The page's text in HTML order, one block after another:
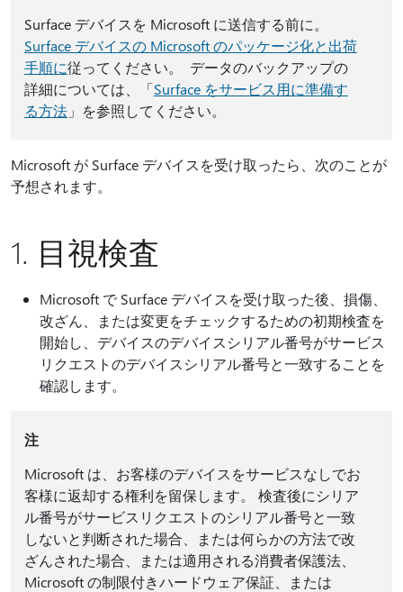
Surface デバイスを Microsoft に送信する前に。
Surface デバイスの Microsoft のパッケージ化と出荷
手順に従ってください。 データのバックアップの
詳細については、「Surface をサービス用に準備す
る方法」を参照してください。
Microsoft が Surface デバイスを受け取ったら、次のことが
予想されます。
1. 目視検査
Microsoft で Surface デバイスを受け取った後、損傷、
改ざん、または変更をチェックするための初期検査を
開始し、デバイスのデバイスシリアル番号がサービス
リクエストのデバイスシリアル番号と一致することを
確認します。
注
Microsoft は、お客様のデバイスをサービスなしでお
客様に返却する権利を留保します。 検査後にシリア
ル番号がサービスリクエストのシリアル番号と一致
しないと判断された場合、または何らかの方法で改
ざんされた場合、または適用される消費者保護法、
Microsoft の制限付きハードウェア保証、または